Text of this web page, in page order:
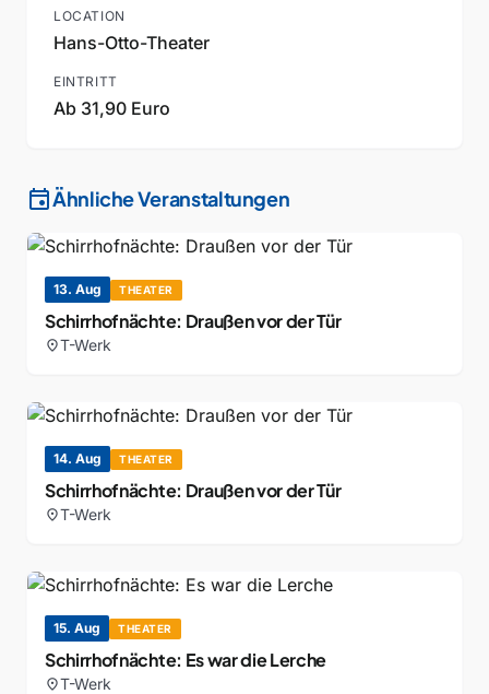
LOCATION
Hans-Otto-Theater
EINTRITT
Ab 31,90 Euro
eventÄhnliche Veranstaltungen
13. Aug THEATER
Schirrhofnächte: Draußen vor der Tür
location_onT-Werk
14. Aug THEATER
Schirrhofnächte: Draußen vor der Tür
location_onT-Werk
15. Aug THEATER
Schirrhofnächte: Es war die Lerche
location_onT-Werk